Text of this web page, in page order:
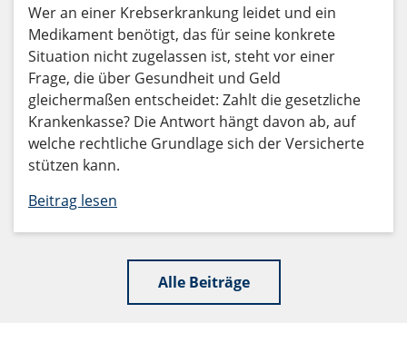
Wer an einer Krebserkrankung leidet und ein
Medikament benötigt, das für seine konkrete
Situation nicht zugelassen ist, steht vor einer
Frage, die über Gesundheit und Geld
gleichermaßen entscheidet: Zahlt die gesetzliche
Krankenkasse? Die Antwort hängt davon ab, auf
welche rechtliche Grundlage sich der Versicherte
stützen kann.
Beitrag lesen
Alle Beiträge